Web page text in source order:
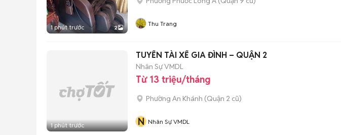
1 phút trước 2 Thu Trang
1 phút trước
TUYỂN TÀI XẾ GIA ĐÌNH – QUẬN 2
Nhân Sự VMDL
Từ 13 triệu/tháng
Phường An Khánh (Quận 2 cũ)
N Nhân Sự VMDL